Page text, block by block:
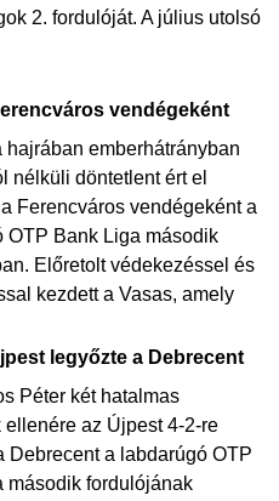
2. fordulóját. A július utolsó
vendégeként
hajrában emberhátrányban
nélküli döntetlent ért el
Ferencváros vendégeként a
OTP Bank Liga második
Előretolt védekezéssel és
kezdett a Vasas, amely
legyőzte a Debrecent
Péter két hatalmas
ellenére az Újpest 4-2-re
Debrecent a labdarúgó OTP
második fordulójának